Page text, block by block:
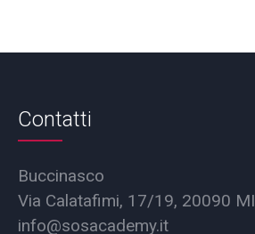
Contatti
Buccinasco
Via Calatafimi, 17/19, 20090 MI
info@sosacademy.it